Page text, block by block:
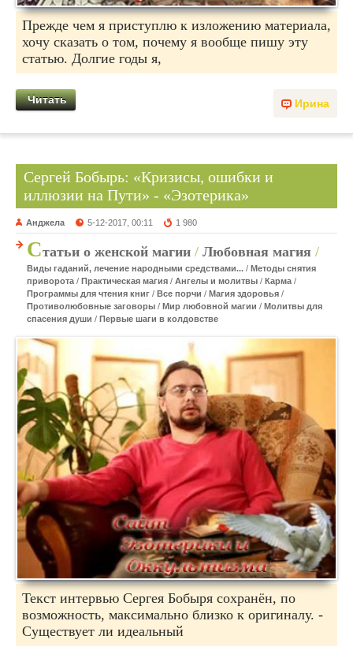
Прежде чем я приступлю к изложению материала,
хочу сказать о том, почему я вообще пишу эту
статью. Долгие годы я,
Ирина
Читать
Сергей Бобырь: «Кризисы, ошибки и
иллюзии на Пути» - «Эзотерика»
Анджела 5-12-2017, 00:11 1 980
Статьи о женской магии / Любовная магия /
Виды гаданий, лечение народными средствами... / Методы снятия
приворота / Практическая магия / Ангелы и молитвы / Карма /
Программы для чтения книг / Все порчи / Магия здоровья /
Противолюбовные заговоры / Мир любовной магии / Молитвы для
спасения души / Первые шаги в колдовстве
Текст интервью Сергея Бобыря сохранён, по
возможность, максимально близко к оригиналу. -
Существует ли идеальный